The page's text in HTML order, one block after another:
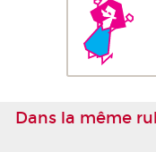
Dans la même